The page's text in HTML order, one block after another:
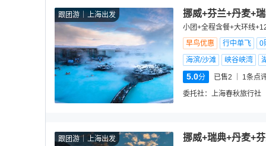
跟团游 上海出发 挪威+芬兰+丹麦+
小团+全程含餐+大环线
早鸟优惠
行中单飞
0
海滨/沙滩
峡谷峡湾
5.0分 已售2 1条点
委托社： 上海春秋旅行社
跟团游 上海出发 挪威+瑞典+丹麦+